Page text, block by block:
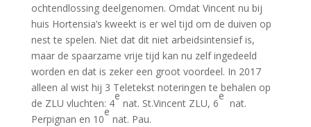
ochtendlossing deelgenomen. Omdat Vincent nu bij
huis Hortensia’s kweekt is er wel tijd om de duiven op
nest te spelen. Niet dat dit niet arbeidsintensief is,
maar de spaarzame vrije tijd kan nu zelf ingedeeld
worden en dat is zeker een groot voordeel. In 2017
alleen al wist hij 3 Teletekst noteringen te behalen op
de ZLU vluchten: 4
e
nat. St.Vincent ZLU, 6
e
nat.
Perpignan en 10
e
nat. Pau.